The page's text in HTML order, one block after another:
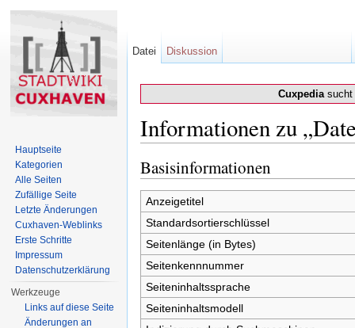
Cuxpediasucht
Informationen zu
Basisinformationen
Anzeigetitel
Standardsortierschlüssel
Seitenlänge (in Bytes)
Seitenkennnummer
Seiteninhaltssprache
Seiteninhaltsmodell
Datei Diskussion
Hauptseite
Kategorien
Alle Seiten
Zufällige Seite
Letzte Änderungen
Cuxhaven-Weblinks
Erste Schritte
Impressum
Datenschutzerklärung
Werkzeuge
Links auf diese Seite
Änderungen an